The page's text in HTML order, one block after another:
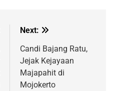
Next:
Candi Bajang Ratu,
Jejak Kejayaan
Majapahit di
Mojokerto